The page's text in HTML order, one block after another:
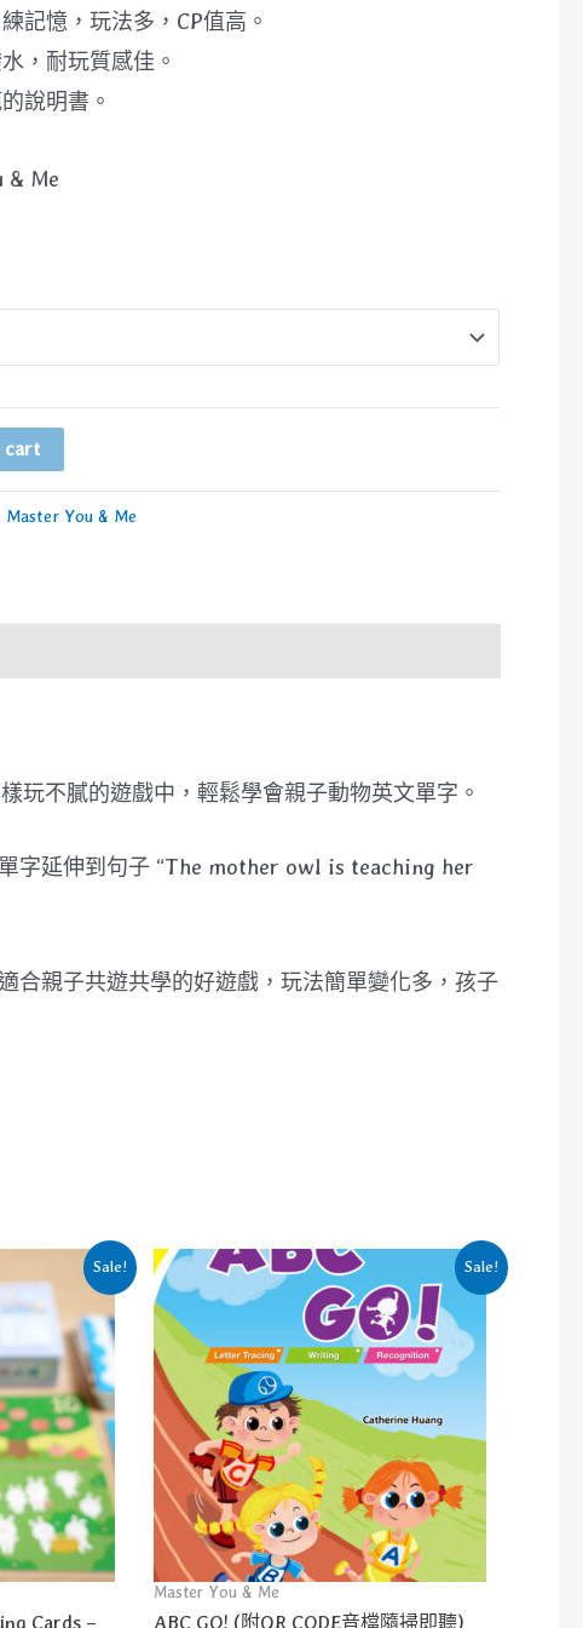
記憶，玩法多，CP值高。
，耐玩質感佳。
說明書。
& Me
cart
Master You & Me
玩不膩的遊戲中，輕鬆學會親子動物英文單字。
字延伸到句子 “The mother owl is teaching her
合親子共遊共學的好遊戲，玩法簡單變化多，孩子
Sale!
Cards –
Sale!
Master You & Me
ABC GO! (附QR CODE音檔隨掃即聽)